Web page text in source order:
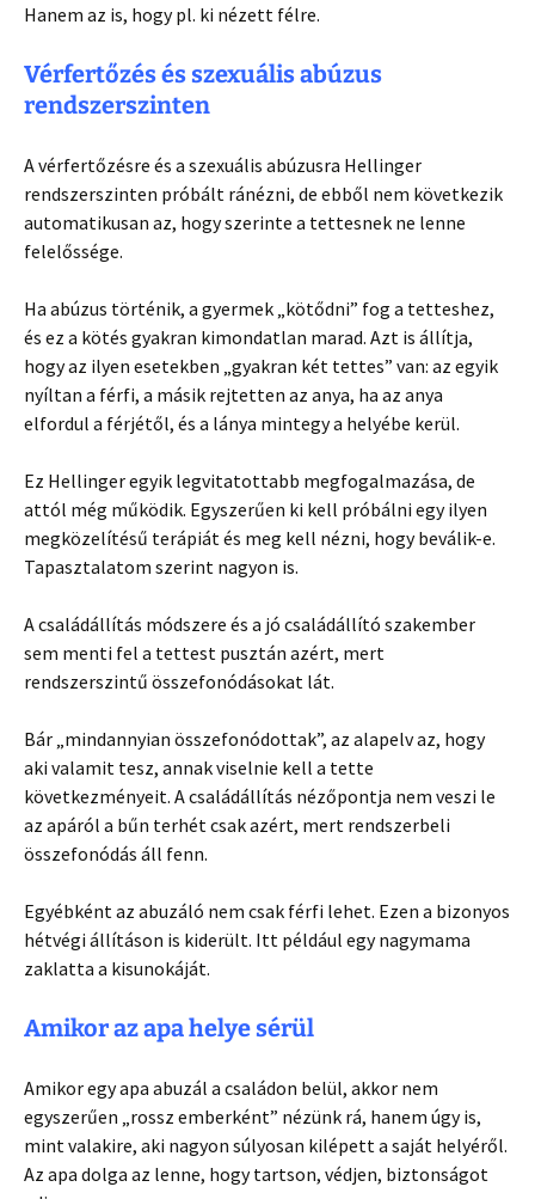
Hanem az is, hogy pl. ki nézett félre.
Vérfertőzés és szexuális abúzus
rendszerszinten
A vérfertőzésre és a szexuális abúzusra Hellinger
rendszerszinten próbált ránézni, de ebből nem következik
automatikusan az, hogy szerinte a tettesnek ne lenne
felelőssége.
Ha abúzus történik, a gyermek „kötődni” fog a tetteshez,
és ez a kötés gyakran kimondatlan marad. Azt is állítja,
hogy az ilyen esetekben „gyakran két tettes” van: az egyik
nyíltan a férfi, a másik rejtetten az anya, ha az anya
elfordul a férjétől, és a lánya mintegy a helyébe kerül.
Ez Hellinger egyik legvitatottabb megfogalmazása, de
attól még működik. Egyszerűen ki kell próbálni egy ilyen
megközelítésű terápiát és meg kell nézni, hogy beválik-e.
Tapasztalatom szerint nagyon is.
A családállítás módszere és a jó családállító szakember
sem menti fel a tettest pusztán azért, mert
rendszerszintű összefonódásokat lát.
Bár „mindannyian összefonódottak”, az alapelv az, hogy
aki valamit tesz, annak viselnie kell a tette
következményeit. A családállítás nézőpontja nem veszi le
az apáról a bűn terhét csak azért, mert rendszerbeli
összefonódás áll fenn.
Egyébként az abuzáló nem csak férfi lehet. Ezen a bizonyos
hétvégi állításon is kiderült. Itt például egy nagymama
zaklatta a kisunokáját.
Amikor az apa helye sérül
Amikor egy apa abuzál a családon belül, akkor nem
egyszerűen „rossz emberként” nézünk rá, hanem úgy is,
mint valakire, aki nagyon súlyosan kilépett a saját helyéről.
Az apa dolga az lenne, hogy tartson, védjen, biztonságot